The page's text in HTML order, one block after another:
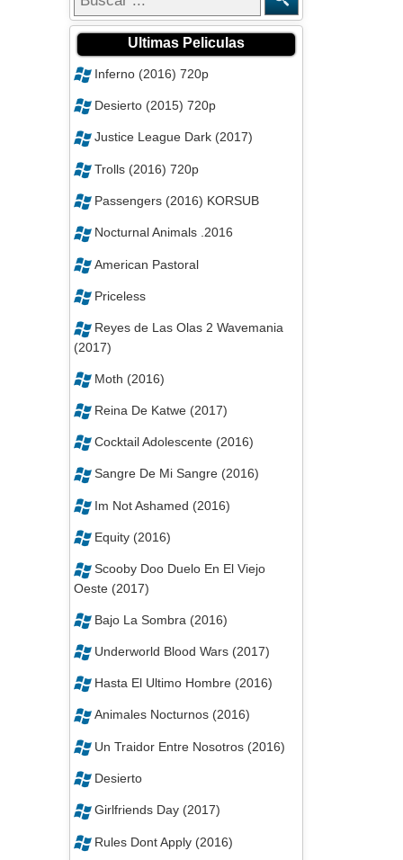
Ultimas Peliculas
Inferno (2016) 720p
Desierto (2015) 720p
Justice League Dark (2017)
Trolls (2016) 720p
Passengers (2016) KORSUB
Nocturnal Animals .2016
American Pastoral
Priceless
Reyes de Las Olas 2 Wavemania
(2017)
Moth (2016)
Reina De Katwe (2017)
Cocktail Adolescente (2016)
Sangre De Mi Sangre (2016)
Im Not Ashamed (2016)
Equity (2016)
Scooby Doo Duelo En El Viejo
Oeste (2017)
Bajo La Sombra (2016)
Underworld Blood Wars (2017)
Hasta El Ultimo Hombre (2016)
Animales Nocturnos (2016)
Un Traidor Entre Nosotros (2016)
Desierto
Girlfriends Day (2017)
Rules Dont Apply (2016)